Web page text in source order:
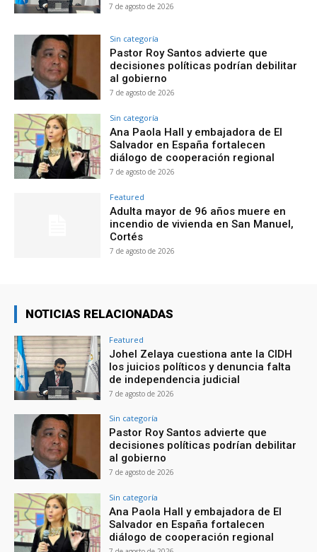
7 de agosto de 2026
Sin categoría
Pastor Roy Santos advierte que
decisiones políticas podrían debilitar
al gobierno
7 de agosto de 2026
Sin categoría
Ana Paola Hall y embajadora de El
Salvador en España fortalecen
diálogo de cooperación regional
7 de agosto de 2026
Featured
Adulta mayor de 96 años muere en
incendio de vivienda en San Manuel,
Cortés
7 de agosto de 2026
NOTICIAS RELACIONADAS
Featured
Johel Zelaya cuestiona ante la CIDH
los juicios políticos y denuncia falta
de independencia judicial
7 de agosto de 2026
Sin categoría
Pastor Roy Santos advierte que
decisiones políticas podrían debilitar
al gobierno
7 de agosto de 2026
Sin categoría
Ana Paola Hall y embajadora de El
Salvador en España fortalecen
diálogo de cooperación regional